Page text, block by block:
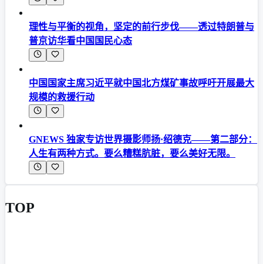
理性与平衡的视角，坚定的前行步伐——透过特朗普与
普京访华看中国国民心态
中国国家主席习近平就中国北方煤矿事故呼吁开展最大
规模的救援行动
GNEWS 独家专访世界摄影师扬·绍德克——第二部分：
人生有两种方式。要么糟糕肮脏，要么美好无限。
TOP